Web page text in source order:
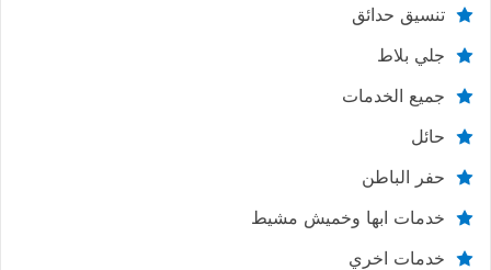
تنسيق حدائق
جلي بلاط
جميع الخدمات
حائل
حفر الباطن
خدمات ابها وخميش مشيط
خدمات اخري